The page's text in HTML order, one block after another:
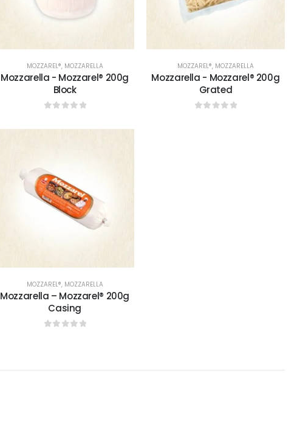
MOZZAREL®, MOZZARELLA
Mozzarella - Mozzarel® 200g
Block
MOZZAREL®, MOZZARELLA
Mozzarella - Mozzarel® 200g
Grated
MOZZAREL®, MOZZARELLA
Mozzarella – Mozzarel® 200g
Casing